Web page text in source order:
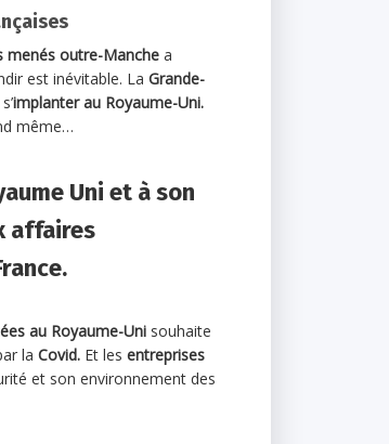
menés outre-Manche a
est inévitable. La Grande-
implanter au Royaume-Uni.
même…
Uni et à son
affaires
au Royaume-Uni souhaite
la Covid. Et les entreprises
et son environnement des